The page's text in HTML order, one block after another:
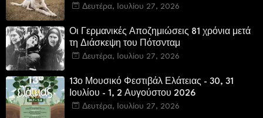
Δευτέρα, Ιουλίου 27, 2026
Οι Γερμανικές Αποζημιώσεις 81 χρόνια μετά
τη Διάσκεψη του Πότσνταμ
Δευτέρα, Ιουλίου 27, 2026
13ο Μουσικό Φεστιβάλ Ελάτειας - 30, 31
Ιουλίου - 1, 2 Αυγούστου 2026
Δευτέρα, Ιουλίου 27, 2026